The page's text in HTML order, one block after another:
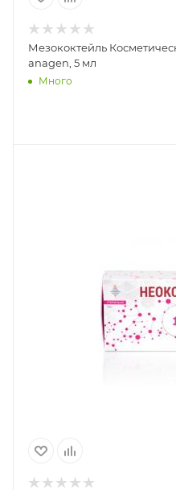
Мезококтейль Косметический гель НЕОКОЛЛ HAIR
anagen, 5 мл
Много